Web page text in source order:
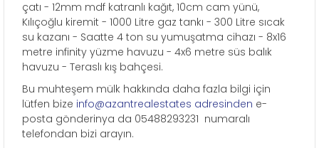
çatı - 12mm mdf katranlı kağıt, 10cm cam yünü,
Kılıçoğlu kiremit - 1000 Litre gaz tankı - 300 Litre sıcak
su kazanı - Saatte 4 ton su yumuşatma cihazı - 8x16
metre infinity yüzme havuzu - 4x6 metre süs balık
havuzu - Teraslı kış bahçesi.
Bu muhteşem mülk hakkında daha fazla bilgi için
lütfen bize info@azantrealestates adresinden e-
posta gönderinya da 05488293231 numaralı
telefondan bizi arayın.